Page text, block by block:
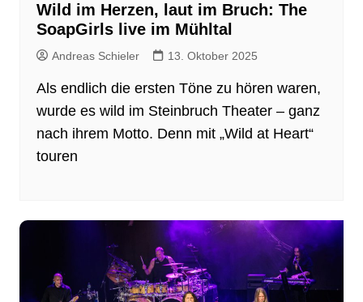
Wild im Herzen, laut im Bruch: The
SoapGirls live im Mühltal
Andreas Schieler 13. Oktober 2025
Als endlich die ersten Töne zu hören waren,
wurde es wild im Steinbruch Theater – ganz
nach ihrem Motto. Denn mit „Wild at Heart“
touren